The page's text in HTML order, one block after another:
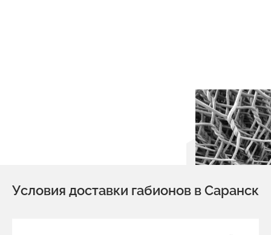
Условия доставки габионов в Саранск